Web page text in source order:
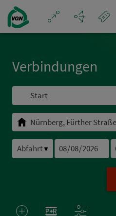
Navigation überspringen
Ver­bin­dungen
▼